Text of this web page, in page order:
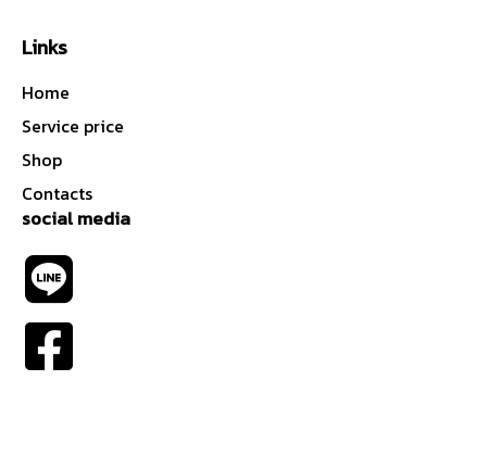
Links
Home
Service price
Shop
Contacts
social media